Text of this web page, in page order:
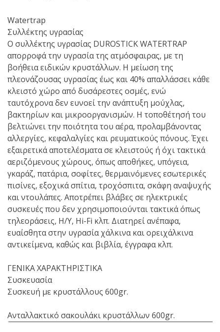
Watertrap
Συλλέκτης υγρασίας
Ο συλλέκτης υγρασίας DUROSTICK WATERTRAP
απορροφά την υγρασία της ατμόσφαιρας, με τη
βοήθεια ειδικών κρυστάλλων. Η μείωση της
πλεονάζουσας υγρασίας έως και 40% απαλλάσσει κάθε
κλειστό χώρο από δυσάρεστες οσμές, ενώ
ταυτόχρονα δεν ευνοεί την ανάπτυξη μούχλας,
βακτηρίων και μικροοργανισμών. Η τοποθέτησή του
βελτιώνει την ποιότητα του αέρα, προλαμβάνοντας
αλλεργίες, κεφαλαλγίες και ρευματικούς πόνους. Έχει
εξαιρετικά αποτελέσματα σε κλειστούς ή όχι τακτικά
αεριζόμενους χώρους, όπως αποθήκες, υπόγεια,
γκαράζ, πατάρια, σοφίτες, θερμαινόμενες εσωτερικές
πισίνες, εξοχικά σπίτια, τροχόσπιτα, σκάφη αναψυχής
και ντουλάπες. Αποτρέπει βλάβες σε ηλεκτρικές
συσκευές που δεν χρησιμοποιούνται τακτικά όπως
τηλεοράσεις, Η/Υ, Hi-Fi κλπ. Διατηρεί ανέπαφα,
ευαίσθητα στην υγρασία χάλκινα και ορειχάλκινα
αντικείμενα, καθώς και βιβλία, έγγραφα κλπ.
ΓΕΝΙΚΑ ΧΑΡΑΚΤΗΡΙΣΤΙΚΑ
Συσκευασία
Συσκευή με κρυστάλλους 600gr.
Ανταλλακτικό σακουλάκι κρυστάλλων 600gr.